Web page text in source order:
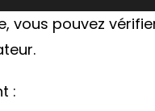
vous pouvez
: